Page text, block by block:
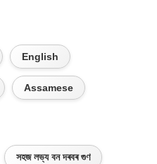
English
Assamese
সহজ লভ্য বন দৰবৰ গুণ